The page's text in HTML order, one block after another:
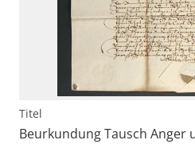
Titel
Beurkundung Tausch Anger